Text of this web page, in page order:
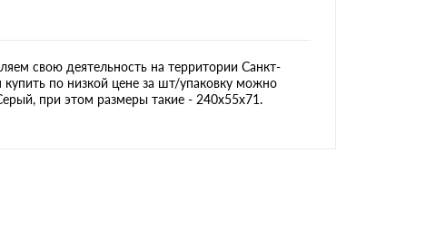
свою деятельность на территории Санкт-
по низкой цене за шт/упаковку можно
при этом размеры такие - 240х55х71.